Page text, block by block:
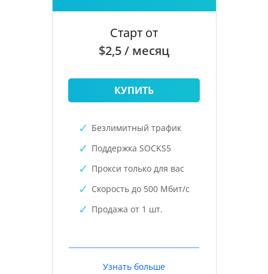
Старт от
$2,5 / месяц
КУПИТЬ
Безлимитный трафик
Поддержка SOCKS5
Прокси только для вас
Скорость до 500 Мбит/с
Продажа от 1 шт.
Узнать больше